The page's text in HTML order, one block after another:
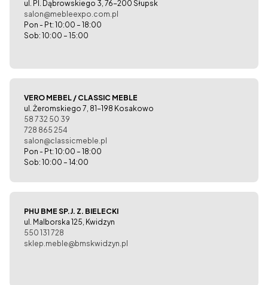
ul. Pl. Dąbrowskiego 3, 76-200 Słupsk
salon@mebleexpo.com.pl
Pon - Pt: 10:00 – 18:00
Sob: 10:00 – 15:00
VERO MEBEL / CLASSIC MEBLE
ul. Żeromskiego 7, 81-198 Kosakowo
58 732 50 39
728 865 254
salon@classicmeble.pl
Pon - Pt: 10:00 – 18:00
Sob: 10:00 – 14:00
PHU BME SP.J. Z. BIELECKI
ul. Malborska 125, Kwidzyn
550 131 728
sklep.meble@bmskwidzyn.pl